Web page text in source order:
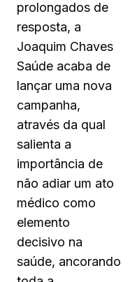
prolongados de
resposta, a
Joaquim Chaves
Saúde acaba de
lançar uma nova
campanha,
através da qual
salienta a
importância de
não adiar um ato
médico como
elemento
decisivo na
saúde, ancorando